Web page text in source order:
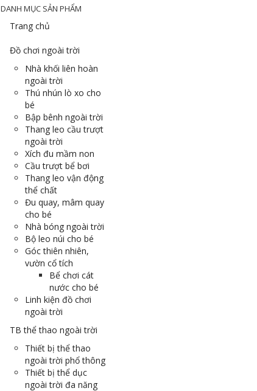
DANH MỤC SẢN PHẨM
Trang chủ
Đồ chơi ngoài trời
Nhà khối liên hoàn
ngoài trời
Thú nhún lò xo cho
bé
Bập bênh ngoài trời
Thang leo cầu trượt
ngoài trời
Xích đu mầm non
Cầu trượt bể bơi
Thang leo vận động
thể chất
Đu quay, mâm quay
cho bé
Nhà bóng ngoài trời
Bộ leo núi cho bé
Góc thiên nhiên,
vườn cổ tích
Bể chơi cát
nước cho bé
Linh kiện đồ chơi
ngoài trời
TB thể thao ngoài trời
Thiết bị thể thao
ngoài trời phổ thông
Thiết bị thể dục
ngoài trời đa năng